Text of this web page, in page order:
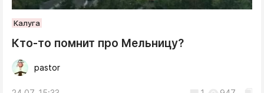
Калуга
Кто-то помнит про Мельницу?
pastor